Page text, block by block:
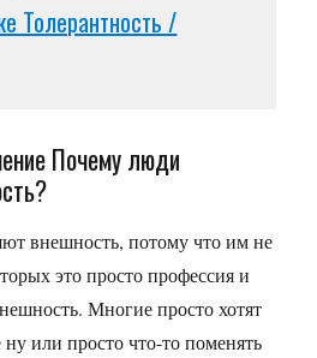
Толерантность /
Почему люди
внешность, потому что им не
это просто профессия и
Многие просто хотят
ну или просто что-то поменять